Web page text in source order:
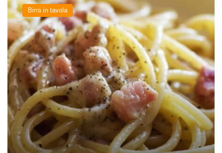
birrari:
Gricia
e
Saison
Birra in tavola